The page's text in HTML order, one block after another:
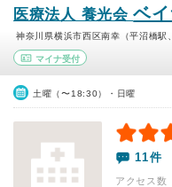
医療法人 養光会ベ
神奈川県横浜市西区南幸（平沼橋駅
マイナ受付
土曜（〜18:30）・日曜
11件
アクセス